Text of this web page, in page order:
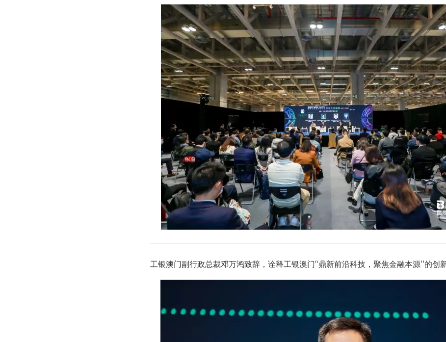
工银澳门副行政总裁邓万鸿致辞，诠释工银澳门“鼎新前沿科技，聚焦金融本源”的创